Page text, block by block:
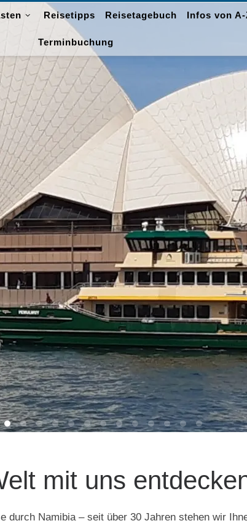
Reisetipps Reisetagebuch Infos von A-
Terminbuchung
mit uns
durch Namibia – seit über 30 Jahren stehen wir